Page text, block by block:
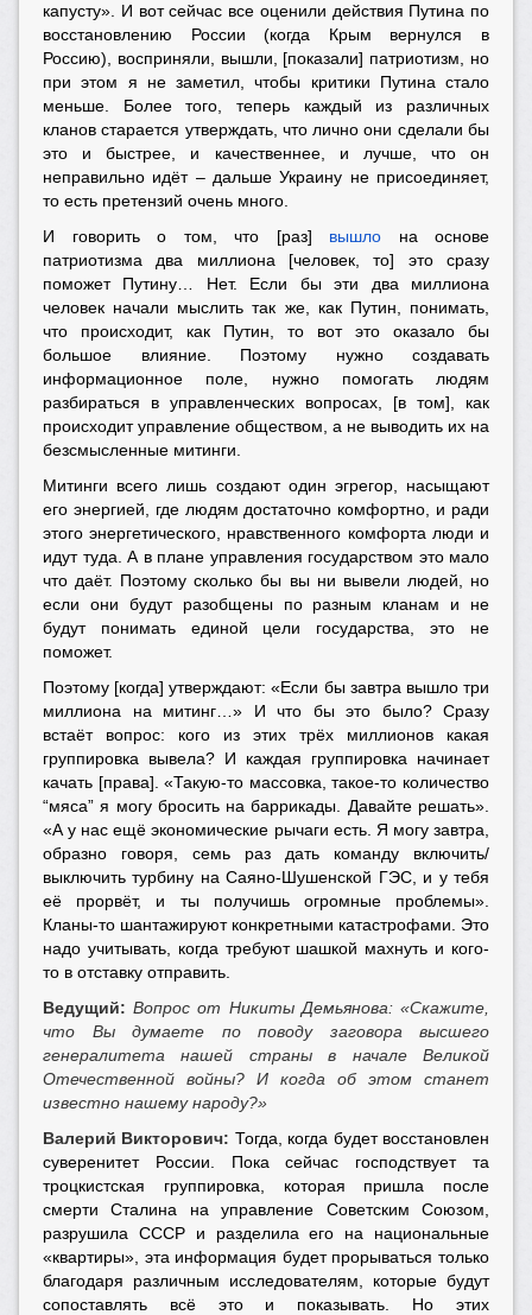
капусту». И вот сейчас все оценили действия Путина по
восстановлению России (когда Крым вернулся в
Россию), восприняли, вышли, [показали] патриотизм, но
при этом я не заметил, чтобы критики Путина стало
меньше. Более того, теперь каждый из различных
кланов старается утверждать, что лично они сделали бы
это и быстрее, и качественнее, и лучше, что он
неправильно идёт – дальше Украину не присоединяет,
то есть претензий очень много.
И говорить о том, что [раз] вышло на основе
патриотизма два миллиона [человек, то] это сразу
поможет Путину… Нет. Если бы эти два миллиона
человек начали мыслить так же, как Путин, понимать,
что происходит, как Путин, то вот это оказало бы
большое влияние. Поэтому нужно создавать
информационное поле, нужно помогать людям
разбираться в управленческих вопросах, [в том], как
происходит управление обществом, а не выводить их на
безсмысленные митинги.
Митинги всего лишь создают один эгрегор, насыщают
его энергией, где людям достаточно комфортно, и ради
этого энергетического, нравственного комфорта люди и
идут туда. А в плане управления государством это мало
что даёт. Поэтому сколько бы вы ни вывели людей, но
если они будут разобщены по разным кланам и не
будут понимать единой цели государства, это не
поможет.
Поэтому [когда] утверждают: «Если бы завтра вышло три
миллиона на митинг…» И что бы это было? Сразу
встаёт вопрос: кого из этих трёх миллионов какая
группировка вывела? И каждая группировка начинает
качать [права]. «Такую-то массовка, такое-то количество
“мяса” я могу бросить на баррикады. Давайте решать».
«А у нас ещё экономические рычаги есть. Я могу завтра,
образно говоря, семь раз дать команду включить/
выключить турбину на Саяно-Шушенской ГЭС, и у тебя
её прорвёт, и ты получишь огромные проблемы».
Кланы-то шантажируют конкретными катастрофами. Это
надо учитывать, когда требуют шашкой махнуть и кого-
то в отставку отправить.
Ведущий: Вопрос от Никиты Демьянова: «Скажите,
что Вы думаете по поводу заговора высшего
генералитета нашей страны в начале Великой
Отечественной войны? И когда об этом станет
известно нашему народу?»
Валерий Викторович: Тогда, когда будет восстановлен
суверенитет России. Пока сейчас господствует та
троцкистская группировка, которая пришла после
смерти Сталина на управление Советским Союзом,
разрушила СССР и разделила его на национальные
«квартиры», эта информация будет прорываться только
благодаря различным исследователям, которые будут
сопоставлять всё это и показывать. Но этих